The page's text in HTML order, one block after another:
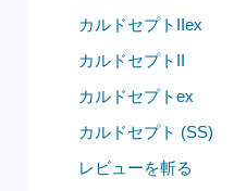
カルドセプトIIex
カルドセプトII
カルドセプトex
カルドセプト (SS)
レビューを斬る